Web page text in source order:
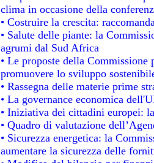
clima in occasione della
• Costruire la crescita:
• Salute delle piante: la
agrumi dal Sud Africa
• Le proposte della
promuovere lo sviluppo
• Rassegna delle materie prime
• La governance economica
• Iniziativa dei cittadini europei:
• Quadro di valutazione
• Sicurezza energetica: la
aumentare la sicurezza delle